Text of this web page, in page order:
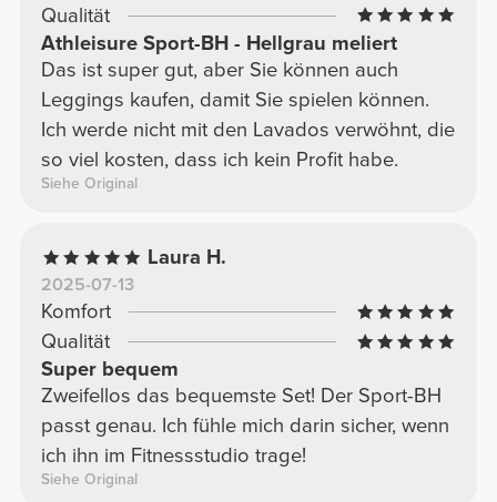
Qualität
Athleisure Sport-BH - Hellgrau meliert
Das ist super gut, aber Sie können auch
Leggings kaufen, damit Sie spielen können.
Ich werde nicht mit den Lavados verwöhnt, die
so viel kosten, dass ich kein Profit habe.
Siehe Original
Laura H.
2025-07-13
Komfort
Qualität
Super bequem
Zweifellos das bequemste Set! Der Sport-BH
passt genau. Ich fühle mich darin sicher, wenn
ich ihn im Fitnessstudio trage!
Siehe Original